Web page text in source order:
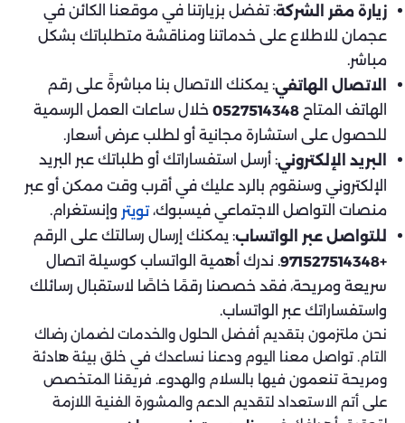
زيارة مقر الشركة: تفضل بزيارتنا في موقعنا الكائن في
عجمان للاطلاع على خدماتنا ومناقشة متطلباتك بشكل
مباشر.
الاتصال الهاتفي: يمكنك الاتصال بنا مباشرةً على رقم
الهاتف المتاح 0527514348 خلال ساعات العمل الرسمية
للحصول على استشارة مجانية أو لطلب عرض أسعار.
البريد الإلكتروني: أرسل استفساراتك أو طلباتك عبر البريد
الإلكتروني وسنقوم بالرد عليك في أقرب وقت ممكن أو عبر
منصات التواصل الاجتماعي فيسبوك،تويتر وإنستغرام.
للتواصل عبر الواتساب: يمكنك إرسال رسالتك على الرقم
+971527514348
. ندرك أهمية الواتساب كوسيلة اتصال
سريعة ومريحة، فقد خصصنا رقمًا خاصًا لاستقبال رسائلك
واستفساراتك عبر الواتساب.
نحن ملتزمون بتقديم أفضل الحلول والخدمات لضمان رضاك
التام. تواصل معنا اليوم ودعنا نساعدك في خلق بيئة هادئة
ومريحة تنعمون فيها بالسلام والهدوء. فريقنا المتخصص
على أتم الاستعداد لتقديم الدعم والمشورة الفنية اللازمة